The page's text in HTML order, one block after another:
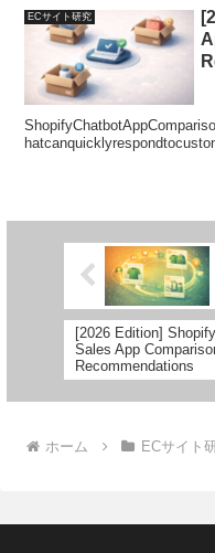
ECサイト研究
[2026 Edition]
Sales App
Recommendations
ホーム ECサイト